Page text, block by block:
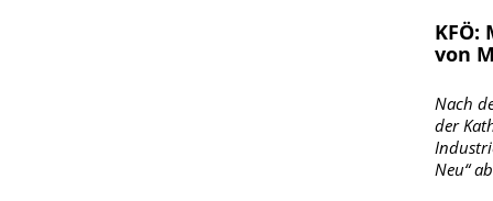
von
Nach
der
Neu“